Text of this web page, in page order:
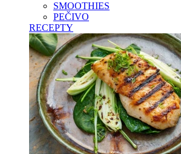
SMOOTHIES
PEČIVO
RECEPTY